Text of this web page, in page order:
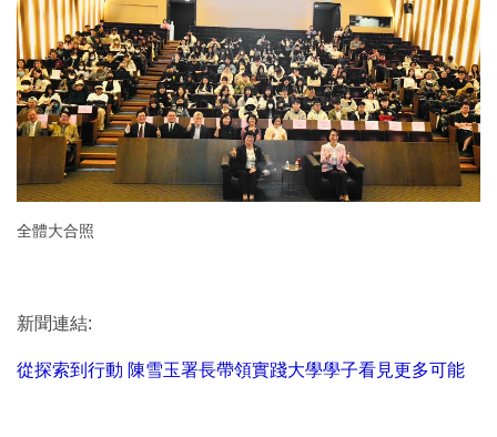
全體大合照
新聞連結:
從探索到行動 陳雪玉署長帶領實踐大學學子看見更多可能